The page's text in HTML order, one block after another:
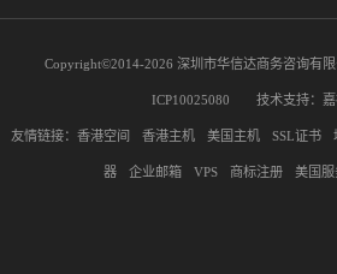
Copyright©2014-2026 深圳市华信达商务咨询有限
ICP10025080 技术支持：
友情链接： 香港空间 香港主机 美国主机 SSL证书
器 企业邮箱 VPS 商标注册 美国服